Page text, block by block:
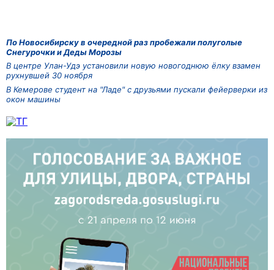
По Новосибирску в очередной раз пробежали полуголые
Снегурочки и Деды Морозы
В центре Улан-Удэ установили новую новогоднюю ёлку взамен
рухнувшей 30 ноября
В Кемерове студент на "Ладе" с друзьями пускали фейерверки из
окон машины